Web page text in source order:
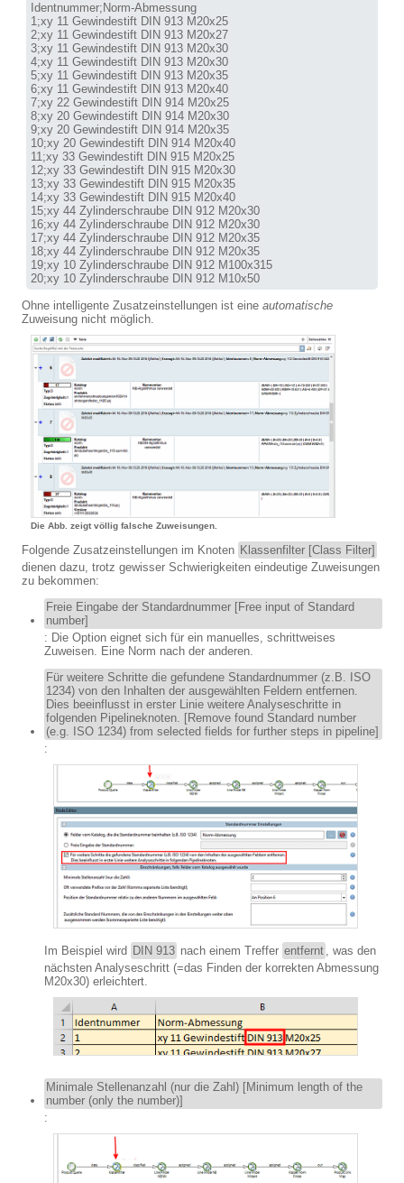
Identnummer;Norm-Abmessung
1;xy 11 Gewindestift DIN 913 M20x25
2;xy 11 Gewindestift DIN 913 M20x27
3;xy 11 Gewindestift DIN 913 M20x30
4;xy 11 Gewindestift DIN 913 M20x30
5;xy 11 Gewindestift DIN 913 M20x35
6;xy 11 Gewindestift DIN 913 M20x40
7;xy 22 Gewindestift DIN 914 M20x25
8;xy 20 Gewindestift DIN 914 M20x30
9;xy 20 Gewindestift DIN 914 M20x35
10;xy 20 Gewindestift DIN 914 M20x40
11;xy 33 Gewindestift DIN 915 M20x25
12;xy 33 Gewindestift DIN 915 M20x30
13;xy 33 Gewindestift DIN 915 M20x35
14;xy 33 Gewindestift DIN 915 M20x40
15;xy 44 Zylinderschraube DIN 912 M20x30
16;xy 44 Zylinderschraube DIN 912 M20x30
17;xy 44 Zylinderschraube DIN 912 M20x35
18;xy 44 Zylinderschraube DIN 912 M20x35
19;xy 10 Zylinderschraube DIN 912 M100x315
20;xy 10 Zylinderschraube DIN 912 M10x50
Ohne intelligente Zusatzeinstellungen ist eine automatische
Zuweisung nicht möglich.
Die Abb. zeigt völlig falsche Zuweisungen.
Folgende Zusatzeinstellungen im Knoten Klassenfilter [Class Filter]
dienen dazu, trotz gewisser Schwierigkeiten eindeutige Zuweisungen
zu bekommen:
Freie Eingabe der Standardnummer [Free input of Standard
number]
: Die Option eignet sich für ein manuelles, schrittweises
Zuweisen. Eine Norm nach der anderen.
Für weitere Schritte die gefundene Standardnummer (z.B. ISO
1234) von den Inhalten der ausgewählten Feldern entfernen.
Dies beeinflusst in erster Linie weitere Analyseschritte in
folgenden Pipelineknoten. [Remove found Standard number
(e.g. ISO 1234) from selected fields for further steps in pipeline]
:
Im Beispiel wird DIN 913 nach einem Treffer entfernt
, was den
nächsten Analyseschritt (=das Finden der korrekten Abmessung
M20x30) erleichtert.
Minimale Stellenanzahl (nur die Zahl) [Minimum length of the
number (only the number)]
: